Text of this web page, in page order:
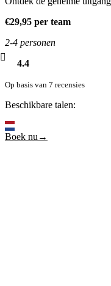
€29,95 per team
2-4 personen
4.4
Op basis van 7 recensies
Beschikbare talen:
Boek nu→